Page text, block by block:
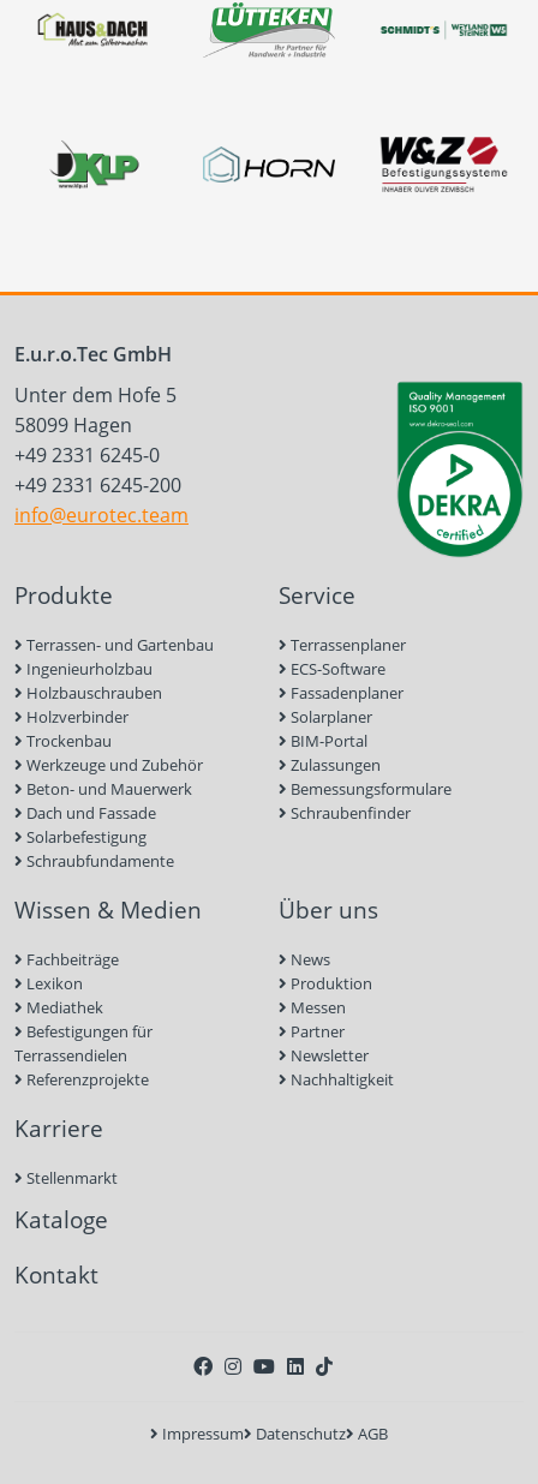
E.u.r.o.Tec GmbH
Unter dem Hofe 5
58099 Hagen
+49 2331 6245-0
+49 2331 6245-200
info@eurotec.team
Produkte
Terrassen- und Gartenbau
Ingenieurholzbau
Holzbauschrauben
Holzverbinder
Trockenbau
Werkzeuge und Zubehör
Beton- und Mauerwerk
Dach und Fassade
Solarbefestigung
Schraubfundamente
Service
Terrassenplaner
ECS-Software
Fassadenplaner
Solarplaner
BIM-Portal
Zulassungen
Bemessungsformulare
Schraubenfinder
Wissen & Medien
Fachbeiträge
Lexikon
Mediathek
Befestigungen für
Terrassendielen
Referenzprojekte
Über uns
News
Produktion
Messen
Partner
Newsletter
Nachhaltigkeit
Karriere
Stellenmarkt
Kataloge
Kontakt
Impressum Datenschutz AGB